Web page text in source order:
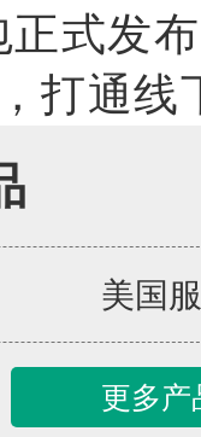
正式发
打通线
美国
更多产